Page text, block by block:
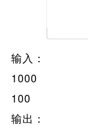
输入：
1000
100
输出：